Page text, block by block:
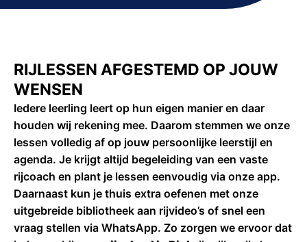
RIJLESSEN AFGESTEMD OP JOUW
WENSEN
Iedere leerling leert op hun eigen manier en daar
houden wij rekening mee. Daarom stemmen we onze
lessen volledig af op jouw persoonlijke leerstijl en
agenda. Je krijgt altijd begeleiding van een vaste
rijcoach en plant je lessen eenvoudig via onze app.
Daarnaast kun je thuis extra oefenen met onze
uitgebreide bibliotheek aan rijvideo’s of snel een
vraag stellen via WhatsApp. Zo zorgen we ervoor dat